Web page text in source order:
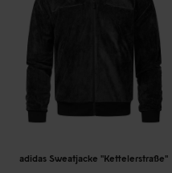
adidas Sweatjacke "Kettelerstraße"